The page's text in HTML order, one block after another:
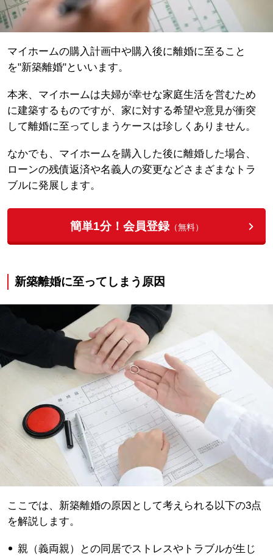
マイホームの購入計画中や購入後に離婚に至ること
を"新築離婚"といいます。
本来、マイホームは夫婦が幸せな家庭生活を営むため
に建築するものですが、家に対する希望や意見が衝突
して離婚に至ってしまうケースは珍しくありません。
なかでも、マイホームを購入した後に離婚した場合、
ローンの残債返済や名義人の変更などさまざまなトラ
ブルに発展します。
簡単1分！会員登録（無料）
新築離婚に至ってしまう原因
ここでは、新築離婚の原因として考えられる以下の3点
を解説します。
親（義両親）との同居でストレスやトラブルが生じ